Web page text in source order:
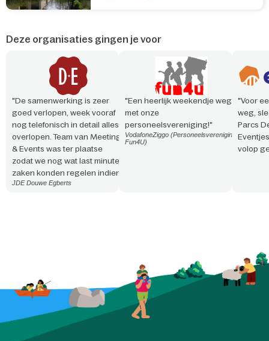
Deze organisaties gingen je voor
"De samenwerking is zeer
goed verlopen, week vooraf
nog telefonisch in detail alles
overlopen. Team van Meeting
& Events was ter plaatse
zodat we nog wat last minute
zaken konden regelen indien
nodig. Vriendelijke en
JDE Douwe Egberts
"Een heerlijk weekendje weg
met onze
personeelsvereniging!"
VodafoneZiggo (Personeelsvereniging
Fun4U)
"Voor
weg,
Parcs
volop